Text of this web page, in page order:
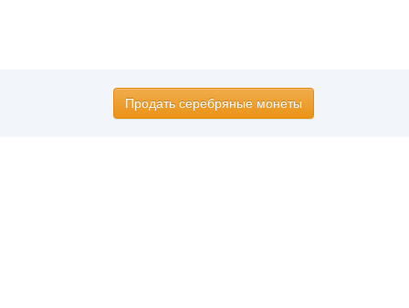
Продать серебряные монеты